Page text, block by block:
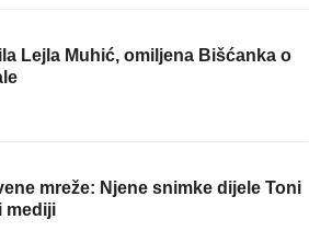
Lejla Muhić, omiljena Bišćanka o
mreže: Njene snimke dijele Toni
mediji